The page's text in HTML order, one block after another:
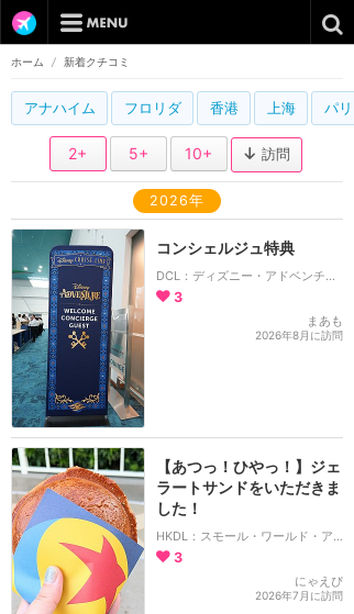
ホーム / 新着クチコミ
アナハイム フロリダ 香港 上海 パリ
2+ 5+ 10+ 訪問
2026年
コンシェルジュ特典
DCL：ディズニー・アドベンチャー号
3
まあも
2026年8月に訪問
【あつっ！ひやっ！】ジェ
ラートサンドをいただきま
した！
HKDL：スモール・ワールド・アイスクリーム
3
にゃえぴ
2026年7月に訪問